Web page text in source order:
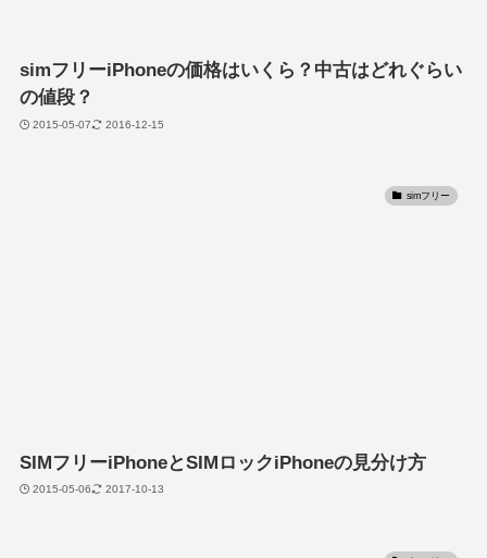
simフリーiPhoneの価格はいくら？中古はどれぐらい
の値段？
2015-05-07 2016-12-15
simフリー
SIMフリーiPhoneとSIMロックiPhoneの見分け方
2015-05-06 2017-10-13